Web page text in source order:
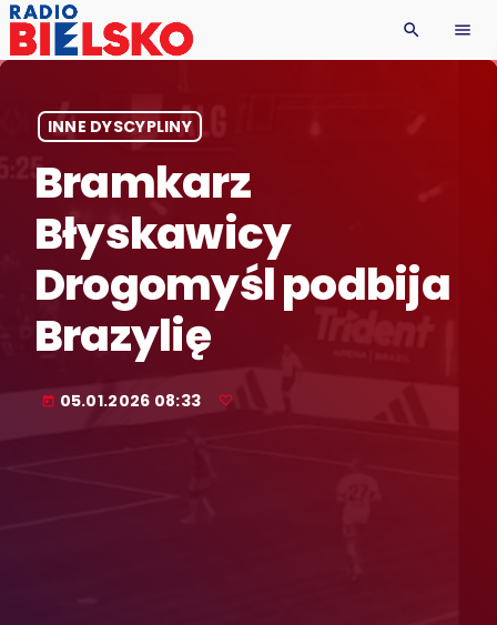
search menu
INNE DYSCYPLINY
Bramkarz
Błyskawicy
Drogomyśl podbija
Brazylię
today 05.01.2026 08:33